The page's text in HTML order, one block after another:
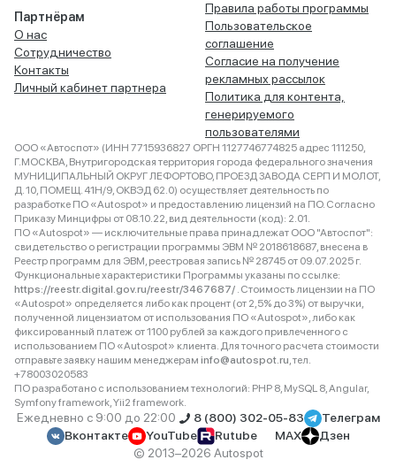
Партнёрам
О нас
Сотрудничество
Контакты
Личный кабинет партнера
Правила работы программы
Пользовательское
соглашение
Согласие на получение
рекламных рассылок
Политика для контента,
генерируемого
пользователями
ООО «Автоспот» (ИНН 7715936827 ОРГН 1127746774825 адрес 111250,
Г.МОСКВА, Внутригородская территория города федерального значения
МУНИЦИПАЛЬНЫЙ ОКРУГ ЛЕФОРТОВО, ПРОЕЗД ЗАВОДА СЕРП И МОЛОТ,
Д. 10, ПОМЕЩ. 41Н/9, ОКВЭД 62.0) осуществляет деятельность по
разработке ПО «Autospot» и предоставлению лицензий на ПО. Согласно
Приказу Минцифры от 08.10.22, вид деятельности (код): 2.01.
ПО «Autospot» — исключительные права принадлежат ООО "Автоспот":
свидетельство о регистрации программы ЭВМ № 2018618687, внесена в
Реестр программ для ЭВМ, реестровая запись № 28745 от 09.07.2025 г.
Функциональные характеристики Программы указаны по ссылке:
https://reestr.digital.gov.ru/reestr/3467687/ . Стоимость лицензии на ПО
«Autospot» определяется либо как процент (от 2,5% до 3%) от выручки,
полученной лицензиатом от использования ПО «Autospot», либо как
фиксированный платеж от 1100 рублей за каждого привлеченного с
использованием ПО «Autospot» клиента. Для точного расчета стоимости
отправьте заявку нашим менеджерам info@autospot.ru, тел.
+78003020583
ПО разработано с использованием технологий: PHP 8, MySQL 8, Angular,
Symfony framework, Yii2 framework.
Ежедневно с 9:00 до 22:00 8 (800) 302-05-83
Телеграм
Вконтакте
YouTube Rutube MAX
Дзен
© 2013–2026 Autospot